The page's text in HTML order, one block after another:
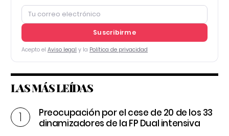
Suscribirme
Acepto el Aviso legal y la Política de privacidad
LAS MÁS LEÍDAS
Preocupación por el cese de 20 de los 33
dinamizadores de la FP Dual intensiva